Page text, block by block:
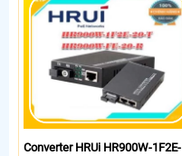
Converter HRUi HR900W-1F2E-